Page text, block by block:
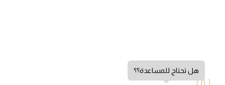
هل تحتاج للمساعدة؟؟